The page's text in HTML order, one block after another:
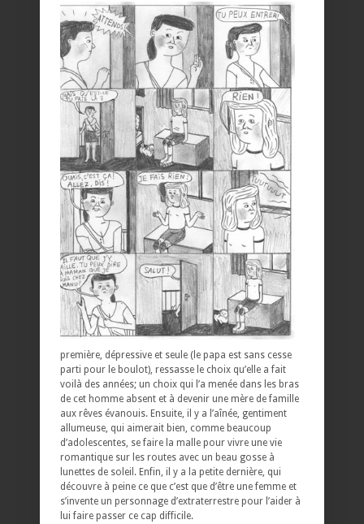
première, dépressive et seule (le papa est sans cesse
parti pour le boulot), ressasse le choix qu’elle a fait
voilà des années; un choix qui l’a menée dans les bras
de cet homme absent et à devenir une mère de famille
aux rêves évanouis. Ensuite, il y a l’aînée, gentiment
allumeuse, qui aimerait bien, comme beaucoup
d’adolescentes, se faire la malle pour vivre une vie
romantique sur les routes avec un beau gosse à
lunettes de soleil. Enfin, il y a la petite dernière, qui
découvre à peine ce que c’est que d’être une femme et
s’invente un personnage d’extraterrestre pour l’aider à
lui faire passer ce cap difficile.